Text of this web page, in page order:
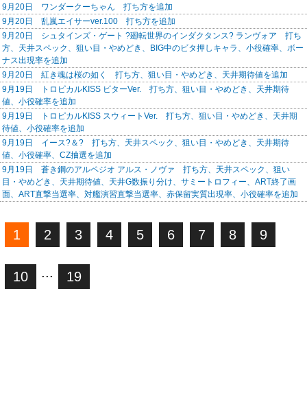
9月20日 ワンダークーちゃん 打ち方を追加
9月20日 乱嵐エイサーver.100 打ち方を追加
9月20日 シュタインズ・ゲート ?廻転世界のインダクタンス? ランヴォア 打ち
方、天井スペック、狙い目・やめどき、BIG中のビタ押しキャラ、小役確率、ボー
ナス出現率を追加
9月20日 紅き魂は桜の如く 打ち方、狙い目・やめどき、天井期待値を追加
9月19日 トロピカルKISS ビターVer. 打ち方、狙い目・やめどき、天井期待
値、小役確率を追加
9月19日 トロピカルKISS スウィートVer. 打ち方、狙い目・やめどき、天井期
待値、小役確率を追加
9月19日 イース?＆? 打ち方、天井スペック、狙い目・やめどき、天井期待
値、小役確率、CZ抽選を追加
9月19日 蒼き鋼のアルペジオ アルス・ノヴァ 打ち方、天井スペック、狙い
目・やめどき、天井期待値、天井G数振り分け、サミートロフィー、ART終了画
面、ART直撃当選率、対艦演習直撃当選率、赤保留実質出現率、小役確率を追加
1 2 3 4 5 6 7 8 9
10 ... 19